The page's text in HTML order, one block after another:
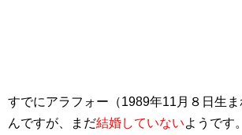
すでにアラフォー（1989年11月８日生
んですが、まだ結婚していないようです